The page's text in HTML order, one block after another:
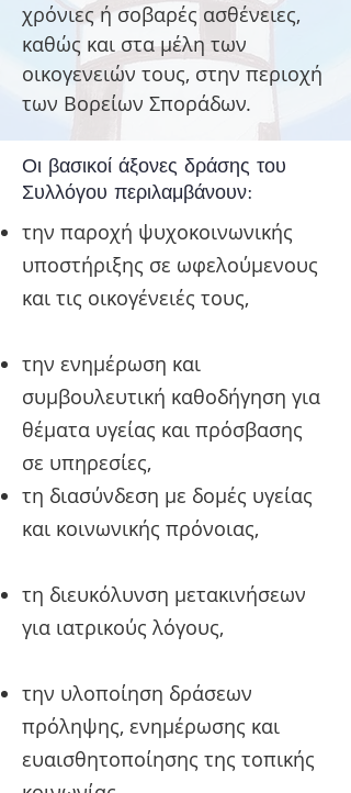
χρόνιες ή σοβαρές ασθένειες,
καθώς και στα μέλη των
οικογενειών τους, στην περιοχή
των Βορείων Σποράδων.
Οι βασικοί άξονες δράσης του
Συλλόγου περιλαμβάνουν:
την παροχή ψυχοκοινωνικής
υποστήριξης σε ωφελούμενους
και τις οικογένειές τους,
την ενημέρωση και
συμβουλευτική καθοδήγηση για
θέματα υγείας και πρόσβασης
σε υπηρεσίες,
τη διασύνδεση με δομές υγείας
και κοινωνικής πρόνοιας,
τη διευκόλυνση μετακινήσεων
για ιατρικούς λόγους,
την υλοποίηση δράσεων
πρόληψης, ενημέρωσης και
ευαισθητοποίησης της τοπικής